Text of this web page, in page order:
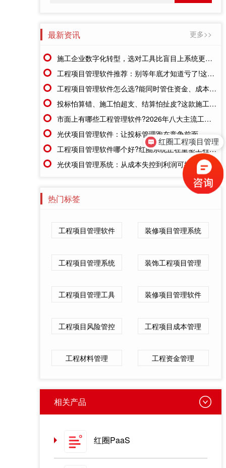
最新资讯 更多>>
施工企业数字化转型，选对工具比盲目上系统更重要
工程项目管理软件推荐：别等年底才知道亏了!这套系统让每一分钱都有迹可循
工程项目管理软件怎么选?能同时管住资金、成本、进度的才靠谱
投标怕算错、施工怕超支、结算怕扯皮?这款施工成本管理系统一招全解决
市面上有哪些工程管理软件?2026年八大主流工具深度盘点
光伏项目管理软件：让投标管理跑在竞争前面
工程项目管理软件哪个好?红圈系统正在重塑工程企业的"数字大脑"
光伏项目管理系统：从成本失控到利润可控，老板只需做对一步
热门标签
工程项目管理软件 装修项目管理系统
工程项目管理系统 装饰工程项目管理
工程项目管理工具 装修项目管理软件
工程项目风险管控 工程项目成本管理
工程材料管理 工程资金管理
相关产品
红圈PaaS
红圈工程项目管理